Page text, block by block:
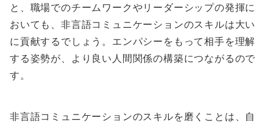
と、職場でのチームワークやリーダーシップの発揮に
おいても、非言語コミュニケーションのスキルは大い
に貢献するでしょう。エンパシーをもって相手を理解
する姿勢が、より良い人間関係の構築につながるので
す。
非言語コミュニケーションのスキルを磨くことは、自